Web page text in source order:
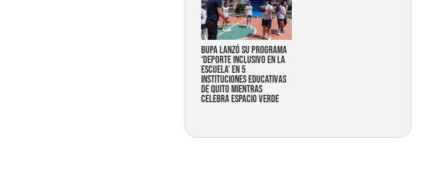
Bupa lanzó su programa
‘Deporte Inclusivo en la
Escuela’ en 5
instituciones educativas
de Quito mientras
celebra espacio verde